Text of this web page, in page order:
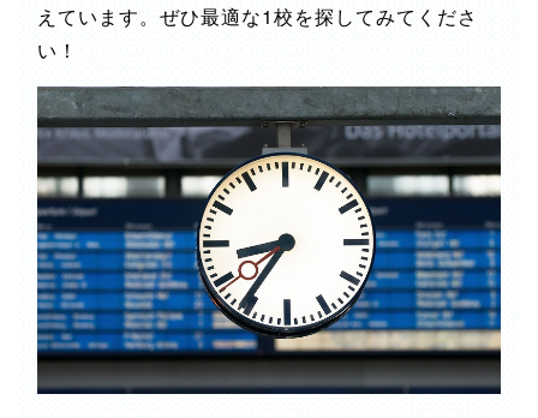
えています。ぜひ最適な1校を探してみてくださ
い！